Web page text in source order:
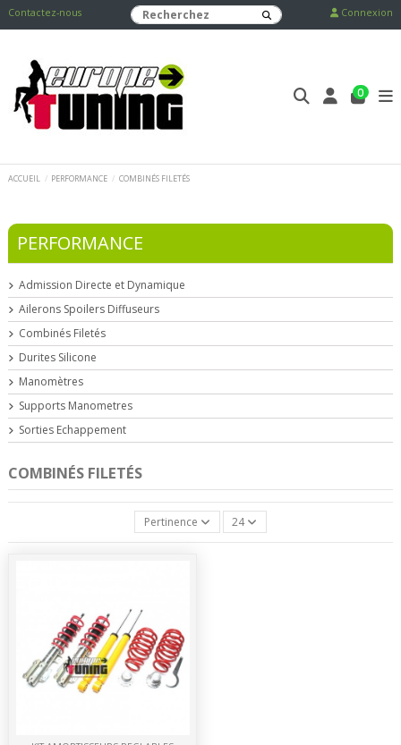
Contactez-nous Connexion
0
ACCUEIL PERFORMANCE COMBINÉS FILETÉS
COMBINÉS FILETÉS
Pertinence 24
PERFORMANCE
Admission Directe et Dynamique
Ailerons Spoilers Diffuseurs
Combinés Filetés
Durites Silicone
Manomètres
Supports Manometres
Sorties Echappement